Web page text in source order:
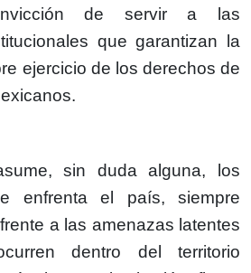
de servir a las
que garantizan la
ejercicio de los derechos de
sin duda alguna, los
enfrenta el país, siempre
a las amenazas latentes
dentro del territorio